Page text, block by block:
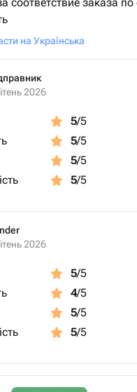
на Українська
2026
5/5
5/5
5/5
5/5
2026
5/5
4/5
5/5
5/5